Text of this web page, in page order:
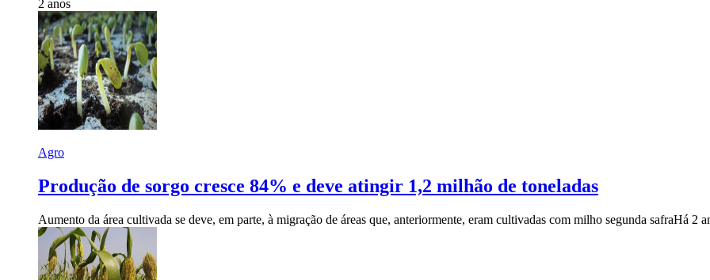
2 anos
Agro
Produção de sorgo cresce 84% e deve atingir 1,2 milhão de toneladas
Aumento da área cultivada se deve, em parte, à migração de áreas que, anteriormente, eram cultivadas com milho segunda safraHá 2